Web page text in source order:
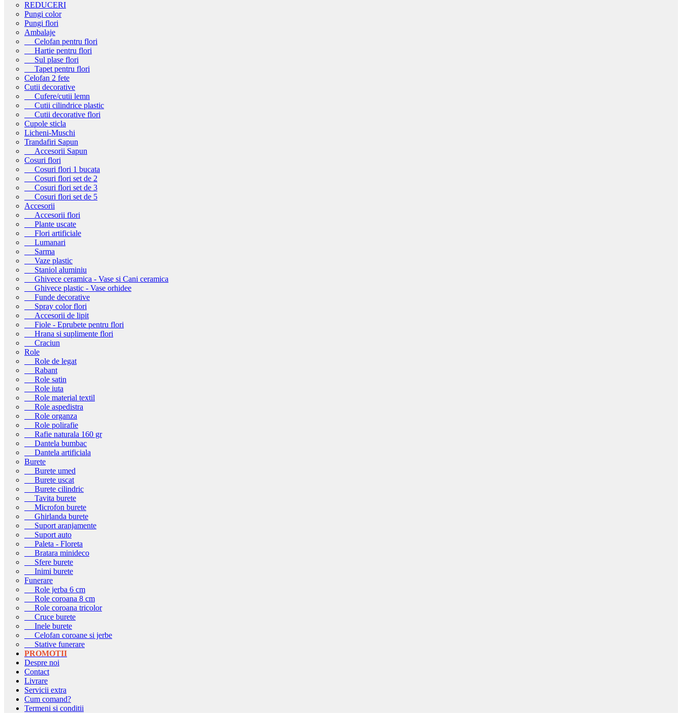
REDUCERI
Pungi color
Pungi flori
Ambalaje
Celofan pentru flori
Hartie pentru flori
Sul plase flori
Tapet pentru flori
Celofan 2 fete
Cutii decorative
Cufere/cutii lemn
Cutii cilindrice plastic
Cutii decorative flori
Cupole sticla
Licheni-Muschi
Trandafiri Sapun
Accesorii Sapun
Cosuri flori
Cosuri flori 1 bucata
Cosuri flori set de 2
Cosuri flori set de 3
Cosuri flori set de 5
Accesorii
Accesorii flori
Plante uscate
Flori artificiale
Lumanari
Sarma
Vaze plastic
Staniol aluminiu
Ghivece ceramica - Vase si Cani ceramica
Ghivece plastic - Vase orhidee
Funde decorative
Spray color flori
Accesorii de lipit
Fiole - Eprubete pentru flori
Hrana si suplimente flori
Craciun
Role
Role de legat
Rabant
Role satin
Role iuta
Role material textil
Role aspedistra
Role organza
Role polirafie
Rafie naturala 160 gr
Dantela bumbac
Dantela artificiala
Burete
Burete umed
Burete uscat
Burete cilindric
Tavita burete
Microfon burete
Ghirlanda burete
Suport aranjamente
Suport auto
Paleta - Floreta
Bratara minideco
Sfere burete
Inimi burete
Funerare
Role jerba 6 cm
Role coroana 8 cm
Role coroana tricolor
Cruce burete
Inele burete
Celofan coroane si jerbe
Stative funerare
PROMOTII
Despre noi
Contact
Livrare
Servicii extra
Cum comand?
Termeni si conditii